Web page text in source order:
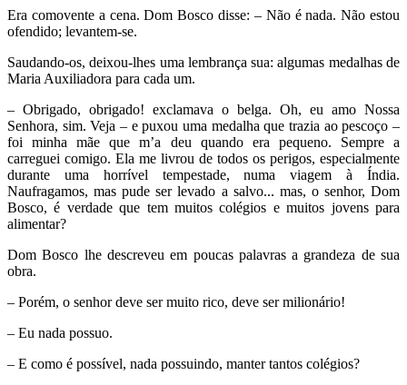
Era comovente a cena. Dom Bosco disse: – Não é nada. Não estou
ofendido; levantem-se.
Saudando-os, deixou-lhes uma lembrança sua: algumas medalhas de
Maria Auxiliadora para cada um.
– Obrigado, obrigado! exclamava o belga. Oh, eu amo Nossa
Senhora, sim. Veja – e puxou uma medalha que trazia ao pescoço –
foi minha mãe que m’a deu quando era pequeno. Sempre a
carreguei comigo. Ela me livrou de todos os perigos, especialmente
durante uma horrível tempestade, numa viagem à Índia.
Naufragamos, mas pude ser levado a salvo... mas, o senhor, Dom
Bosco, é verdade que tem muitos colégios e muitos jovens para
alimentar?
Dom Bosco lhe descreveu em poucas palavras a grandeza de sua
obra.
– Porém, o senhor deve ser muito rico, deve ser milionário!
– Eu nada possuo.
– E como é possível, nada possuindo, manter tantos colégios?